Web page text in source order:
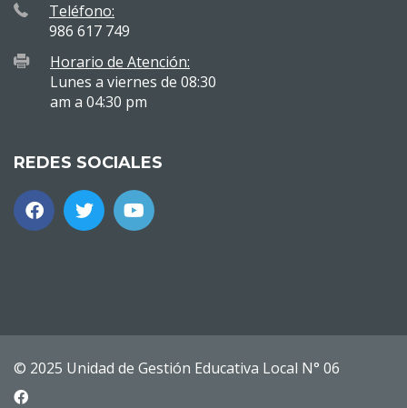
Teléfono:
986 617 749
Horario de Atención:
Lunes a viernes de 08:30
am a 04:30 pm
REDES SOCIALES
© 2025 Unidad de Gestión Educativa Local N° 06